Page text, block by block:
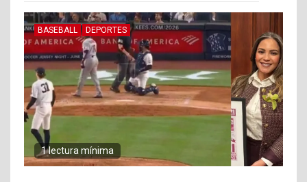
BASEBALL DEPORTES
1 lectura mínima